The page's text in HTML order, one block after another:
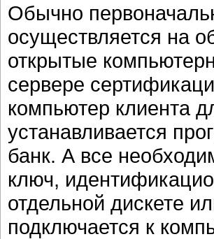
Обычно
осуществляется на
открытые
сервере
компьютер клиента
устанавливается
банк. А все
ключ,
отдельной дискете
подключается к